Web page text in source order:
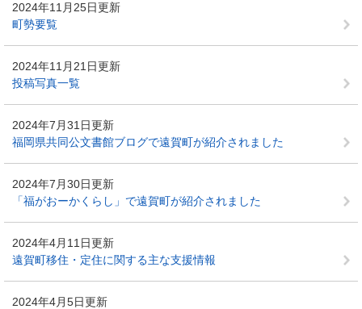
2024年11月25日更新
町勢要覧
2024年11月21日更新
投稿写真一覧
2024年7月31日更新
福岡県共同公文書館ブログで遠賀町が紹介されました
2024年7月30日更新
「福がおーかくらし」で遠賀町が紹介されました
2024年4月11日更新
遠賀町移住・定住に関する主な支援情報
2024年4月5日更新